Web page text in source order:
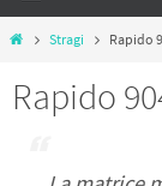
HomeStragi Rapido
Rapido